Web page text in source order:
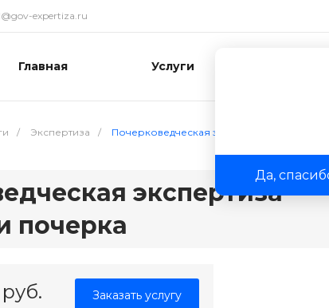
Да,
expertiza.ru
Главная Услуги
/ Экспертиза / Почерковедческая экспертиза
экспертиза
почерка
Заказать услугу